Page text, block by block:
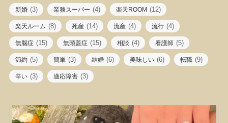
新婚 (3) 業務スーパー (4) 楽天ROOM (12)
楽天ルーム (8) 死産 (14) 流産 (4) 流行 (4)
無脳症 (15) 無頭蓋症 (15) 相談 (4) 看護師 (5)
節約 (5) 簡単 (3) 結婚 (6) 美味しい (6) 転職 (9)
辛い (3) 適応障害 (3)